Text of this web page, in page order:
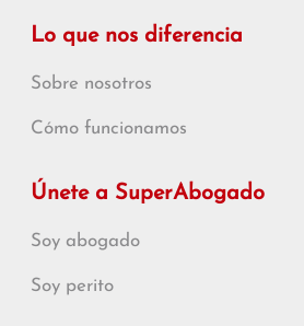
Lo que nos diferencia
Sobre nosotros
Cómo funcionamos
Únete a SuperAbogado
Soy abogado
Soy perito